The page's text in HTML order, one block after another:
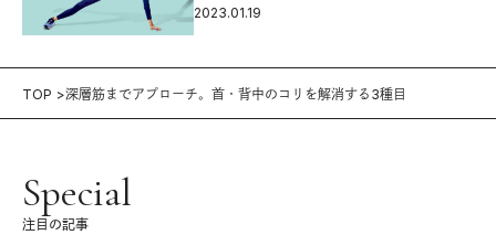
2023.01.19
TOP 深層筋までアプローチ。首・背中のコリを解消する3種目
Special
注目の記事